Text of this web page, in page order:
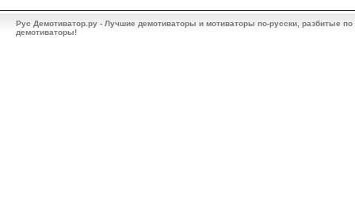
Рус Демотиватор.ру - Лучшие демотиваторы и мотиваторы по-русски, разбитые
демотиваторы!